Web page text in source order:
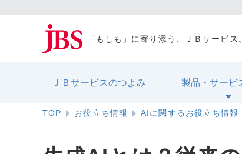
「もしも」に寄り添う、ＪＢサービス。
ＪＢサービスのつよみ 製品・サービ
TOP お役立ち情報 AIに関するお役立ち情報